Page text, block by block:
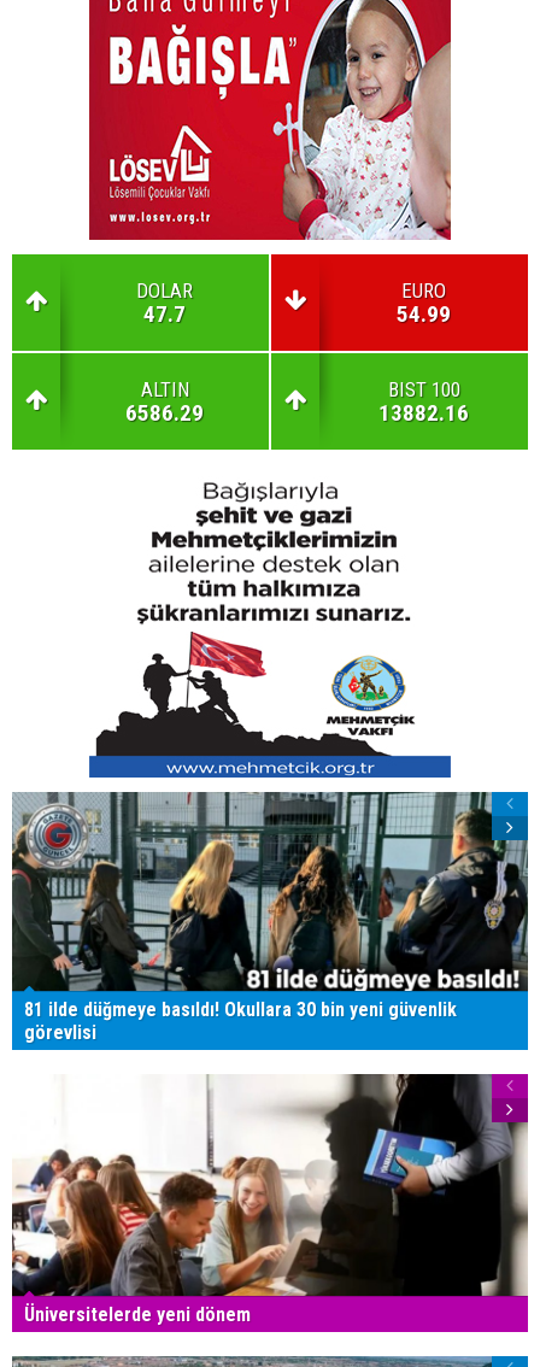
DOLAR
47.7
EURO
54.99
ALTIN
6586.29
BIST 100
13882.16
81 ilde düğmeye basıldı! Okullara 30 bin yeni güvenlik
görevlisi
Üniversitelerde yeni dönem